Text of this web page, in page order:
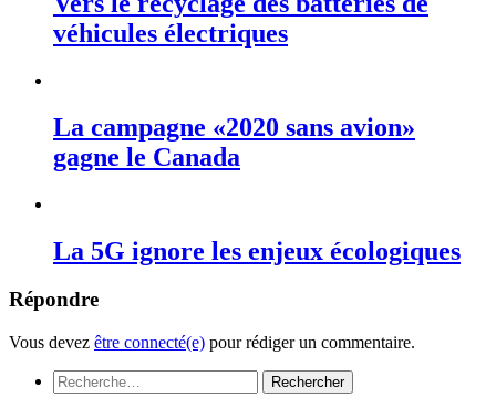
véhicules électriques
La campagne «2020 sans avion»
gagne le Canada
La 5G ignore les enjeux écologiques
Répondre
Vous devez être connecté(e) pour rédiger un commentaire.
Rechercher :